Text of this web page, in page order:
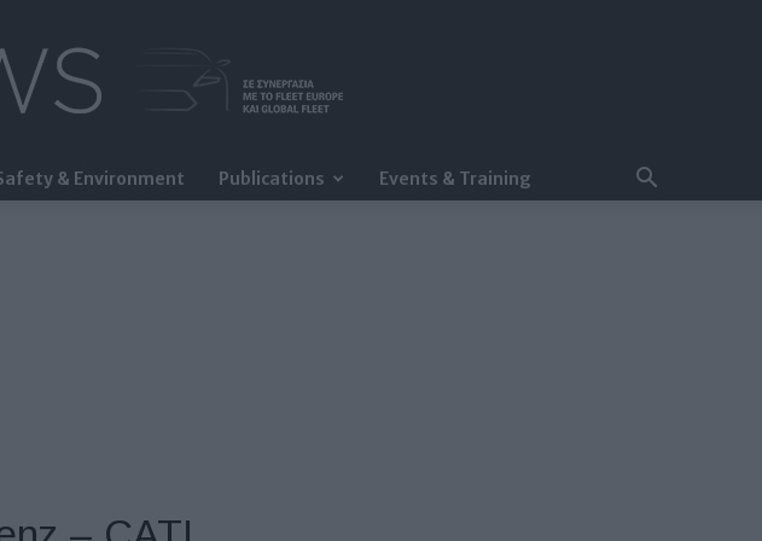
& Environment Publications Events & Training